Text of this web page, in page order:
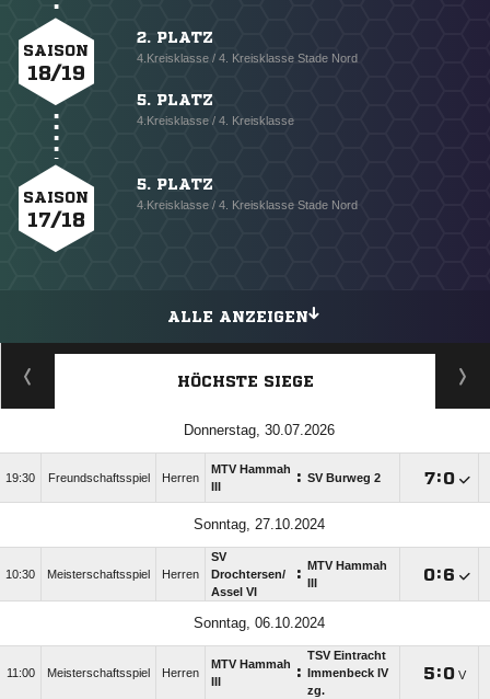
SAISON
18/19
2. PLATZ
4.Kreisklasse / 4. Kreisklasse Stade Nord
5. PLATZ
4.Kreisklasse / 4. Kreisklasse
SAISON
17/18
5. PLATZ
4.Kreisklasse / 4. Kreisklasse Stade Nord
ALLE ANZEIGEN
HÖCHSTE SIEGE
Donnerstag, 30.07.2026
19:30 Freundschaftsspiel Herren
MTV Hammah : SV Burweg 2 :
Sonntag, 27.10.2024
10:30 Meisterschaftsspiel Herren
SV
Drochtersen/​
Assel VI
:
MTV Hammah
:
Sonntag, 06.10.2024
11:00 Meisterschaftsspiel Herren
MTV Hammah :
TSV Eintracht
Immenbeck IV
zg.
: V